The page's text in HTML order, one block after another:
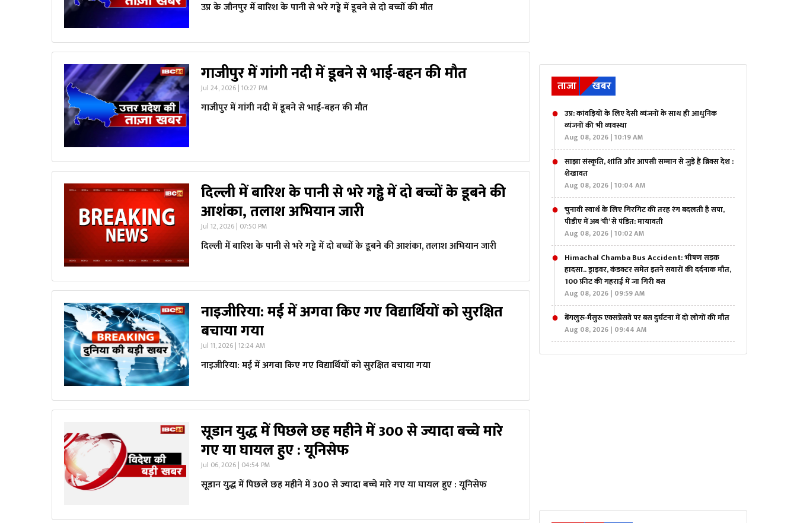
उप्र के जौनपुर में बारिश के पानी से भरे गड्ढे में डूबने से दो बच्चों की मौत
गाजीपुर में गांगी नदी में डूबने से भाई-बहन की मौत
Jul 24, 2026 | 10:27 PM
गाजीपुर में गांगी नदी में डूबने से भाई-बहन की मौत
दिल्ली में बारिश के पानी से भरे गड्ढे में दो बच्चों के डूबने की
आशंका, तलाश अभियान जारी
Jul 12, 2026 | 07:50 PM
दिल्ली में बारिश के पानी से भरे गड्ढे में दो बच्चों के डूबने की आशंका, तलाश अभियान जारी
नाइजीरिया: मई में अगवा किए गए विद्यार्थियों को सुरक्षित
बचाया गया
Jul 11, 2026 | 12:24 AM
नाइजीरिया: मई में अगवा किए गए विद्यार्थियों को सुरक्षित बचाया गया
सूडान युद्ध में पिछले छह महीने में 300 से ज्यादा बच्चे मारे
गए या घायल हुए : यूनिसेफ
Jul 06, 2026 | 04:54 PM
सूडान युद्ध में पिछले छह महीने में 300 से ज्यादा बच्चे मारे गए या घायल हुए : यूनिसेफ
ताजा खबर
उप्र: कांवड़ियों के लिए देसी व्यंजनों के साथ ही आधुनिक
व्यंजनों की भी व्यवस्था
Aug 08, 2026 | 10:19 AM
साझा संस्कृति, शांति और आपसी सम्मान से जुड़े हैं ब्रिक्स देश :
शेखावत
Aug 08, 2026 | 10:04 AM
चुनावी स्वार्थ के लिए गिरगिट की तरह रंग बदलती है सपा,
पीडीए में अब ‘पी’ से पंडित: मायावती
Aug 08, 2026 | 10:02 AM
Himachal Chamba Bus Accident: भीषण सड़क
हादसा.. ड्राइवर, कंडक्टर समेत इतने सवारों की दर्दनाक मौत,
100 फ़ीट की गहराई में जा गिरी बस
Aug 08, 2026 | 09:59 AM
बेंगलुरु-मैसुरु एक्सप्रेसवे पर बस दुर्घटना में दो लोगों की मौत
Aug 08, 2026 | 09:44 AM